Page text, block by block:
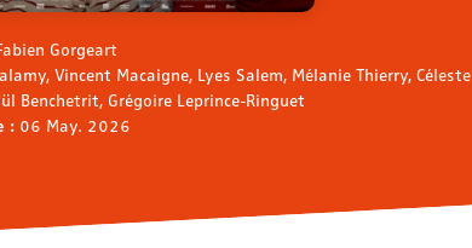
Gorgeart
Vincent Macaigne, Lyes Salem, Mélanie Thierry, Céleste
Benchetrit, Grégoire Leprince-Ringuet
: 06 May. 2026